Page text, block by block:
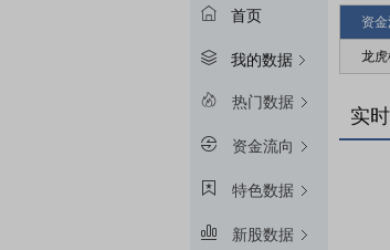
首页
我的数据
热门数据
资金流向
特色数据
新股数据
资金
龙
实